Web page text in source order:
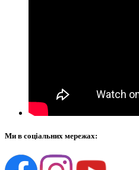
Ми в соціальних мережах: